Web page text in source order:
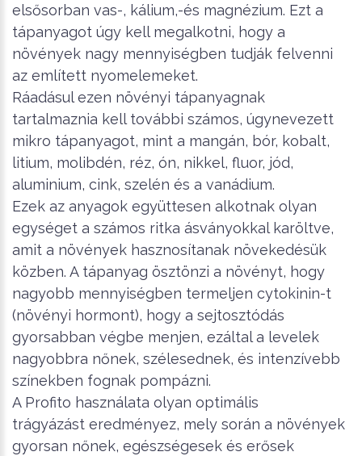
elsősorban vas-, kálium,-és magnézium. Ezt a
tápanyagot úgy kell megalkotni, hogy a
növények nagy mennyiségben tudják felvenni
az említett nyomelemeket.
Ráadásul ezen növényi tápanyagnak
tartalmaznia kell további számos, úgynevezett
mikro tápanyagot, mint a mangán, bór, kobalt,
litium, molibdén, réz, ón, nikkel, fluor, jód,
aluminium, cink, szelén és a vanádium.
Ezek az anyagok együttesen alkotnak olyan
egységet a számos ritka ásványokkal karöltve,
amit a növények hasznosítanak növekedésük
közben. A tápanyag ösztönzi a növényt, hogy
nagyobb mennyiségben termeljen cytokinin-t
(növényi hormont), hogy a sejtosztódás
gyorsabban végbe menjen, ezáltal a levelek
nagyobbra nőnek, szélesednek, és intenzívebb
színekben fognak pompázni.
A Profito használata olyan optimális
trágyázást eredményez, mely során a növények
gyorsan nőnek, egészségesek és erősek